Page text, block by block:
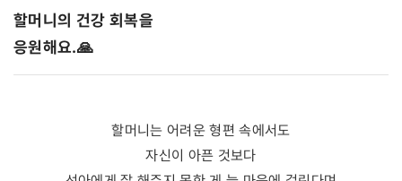
할머니의 건강 회복을
응원해요.🙏
할머니는 어려운 형편 속에서도
자신이 아픈 것보다